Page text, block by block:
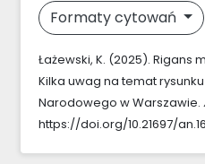
Formaty cytowań
Łażewski, K. (2025). Rigans
Kilka uwag na temat
Narodowego w Warszawie.
https://doi.org/10.21697/